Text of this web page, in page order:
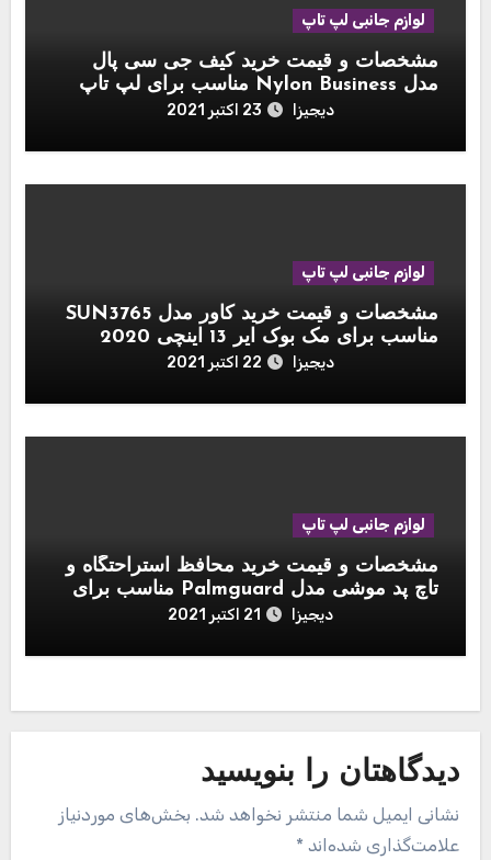
لوازم جانبی لپ تاپ
مشخصات و قیمت خرید کیف جی سی پال
مدل Nylon Business مناسب برای لپ تاپ
اپل مک بوک 15 اینچدیجیزا 23 اکتبر 2021
لوازم جانبی لپ تاپ
مشخصات و قیمت خرید کاور مدل SUN3765
مناسب برای مک بوک ایر 13 اینچی 2020
دیجیزا 22 اکتبر 2021
لوازم جانبی لپ تاپ
مشخصات و قیمت خرید محافظ استراحتگاه و
تاچ پد موشی مدل Palmguard مناسب برای
دیجیزا 21 اکتبر 2021
دیدگاهتان را بنویسید
نشانی ایمیل شما منتشر نخواهد شد. بخش‌های موردنیاز
علامت‌گذاری شده‌اند *